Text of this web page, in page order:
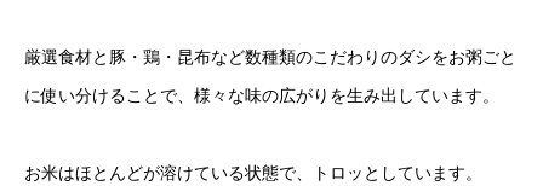
厳選食材と豚・鶏・昆布など数種類のこだわりのダシをお粥ごと
に使い分けることで、様々な味の広がりを生み出しています。
お米はほとんどが溶けている状態で、トロッとしています。